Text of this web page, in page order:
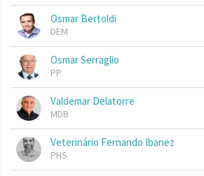
Osmar Bertoldi
DEM
Osmar Serraglio
PP
Valdemar Delatorre
MDB
Veterinário Fernando Ibanez
PHS